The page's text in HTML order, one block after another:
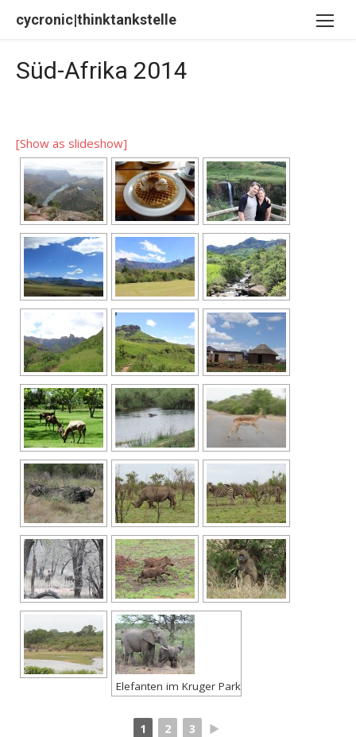
cycronic|thinktankstelle
Süd-Afrika 2014
[Show as slideshow]
Elefanten im Kruger Park
1 2 3 ►